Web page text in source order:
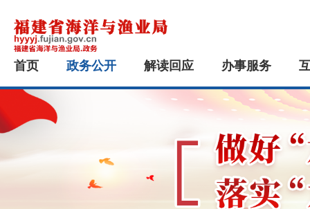
首页 政务公开 解读回应 办事服务